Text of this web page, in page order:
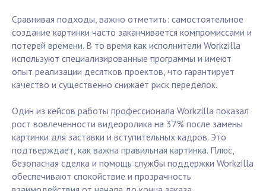
Сравнивая подходы, важно отметить: самостоятельное
создание картинки часто заканчивается компромиссами и
потерей времени. В то время как исполнители Workzilla
используют специализированные программы и имеют
опыт реализации десятков проектов, что гарантирует
качество и существенно снижает риск переделок.
Один из кейсов работы профессионала Workzilla показал
рост вовлеченности видеоролика на 37% после замены
картинки для заставки и вступительных кадров. Это
подтверждает, как важна правильная картинка. Плюс,
безопасная сделка и помощь службы поддержки Workzilla
обеспечивают спокойствие и прозрачность